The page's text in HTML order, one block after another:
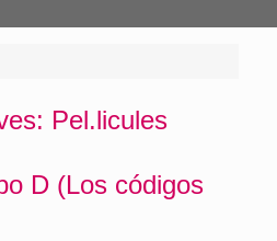
Pel.licules
D (Los códigos